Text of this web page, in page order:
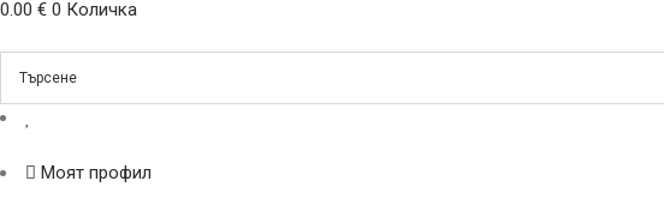
0.00 € 0 Количка
Моят профил